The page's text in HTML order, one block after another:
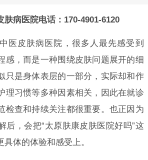
肤病医院电话：170-4901-6120
医皮肤病医院，很多人最先感受到
感，而是一种围绕皮肤问题展开的细
只是身体表层的一部分，实际却和作
理习惯等多种因素相关，因此在就诊
检查和持续关注都很重要。也正因为
后，会把“太原肤康皮肤医院好吗”这
体的体验和感受上。